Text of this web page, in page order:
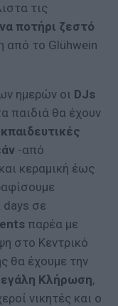
τις
ποτήρι ζεστό
από το Glühwein
ημερών οι DJs
παιδιά θα έχουν
-από
κεραμική έως
days σε
παρέα με
στο Κεντρικό
θα έχουμε την
Κλήρωση,
νικητές και ο